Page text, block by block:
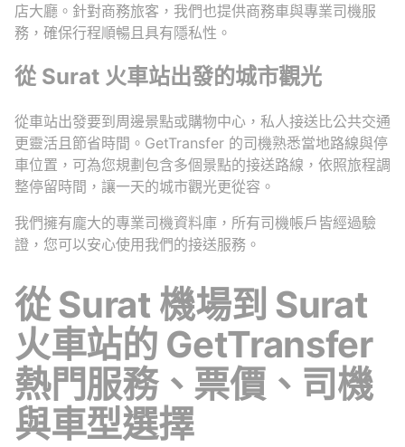
店大廳。針對商務旅客，我們也提供商務車與專業司機服
務，確保行程順暢且具有隱私性。
從 Surat 火車站出發的城市觀光
從車站出發要到周邊景點或購物中心，私人接送比公共交通
更靈活且節省時間。GetTransfer 的司機熟悉當地路線與停
車位置，可為您規劃包含多個景點的接送路線，依照旅程調
整停留時間，讓一天的城市觀光更從容。
我們擁有龐大的專業司機資料庫，所有司機帳戶皆經過驗
證，您可以安心使用我們的接送服務。
從 Surat 機場到 Surat
火車站的 GetTransfer
熱門服務、票價、司機
與車型選擇